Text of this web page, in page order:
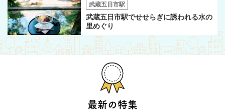
武蔵五日市駅
武蔵五日市駅でせせらぎに誘われる水の
里めぐり
最新の特集